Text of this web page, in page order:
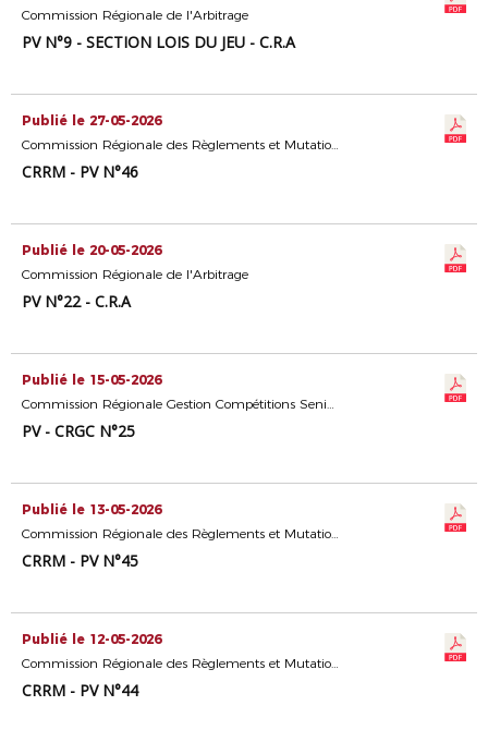
Commission Régionale de l'Arbitrage
PV N°9 - SECTION LOIS DU JEU - C.R.A
Publié le 27-05-2026
Commission Régionale des Règlements et Mutations
CRRM - PV N°46
Publié le 20-05-2026
Commission Régionale de l'Arbitrage
PV N°22 - C.R.A
Publié le 15-05-2026
Commission Régionale Gestion Compétitions Seniors
PV - CRGC N°25
Publié le 13-05-2026
Commission Régionale des Règlements et Mutations
CRRM - PV N°45
Publié le 12-05-2026
Commission Régionale des Règlements et Mutations
CRRM - PV N°44